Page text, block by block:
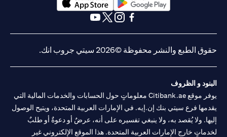
opens in a new tab
opens in a new tab
حقوق الطبع والنشر محفوظة ©2026 سيتي جروب انك.
البنود و الظروف
يوفر موقع Citibank.ae معلوماتٍ حول الحسابات والخدمات المالية التي
يقدمها فرع سيتي بنك إن.إيه. في الإمارات العربية المتحدة، ويتيح الوصول
إليها. ولا يُقصد به، ولا ينبغي تفسيره على أنه، عرضٌ أو دعوةٌ أو طلبٌ
لخدماتٍ خارج الإمارات العربية المتحدة. هذا الموقع الإلكتروني غير